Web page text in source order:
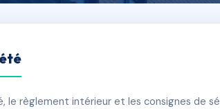
règlement intérieur et les consignes de